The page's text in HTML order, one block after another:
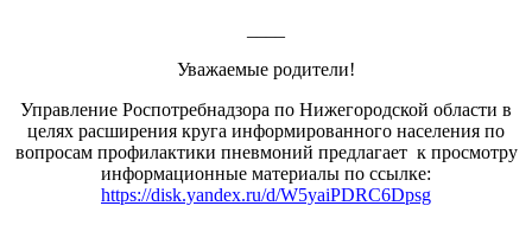
Уважаемые родители!
Управление Роспотребнадзора по Нижегородской области в
целях расширения круга информированного населения по
вопросам профилактики пневмоний предлагает к просмотру
информационные материалы по ссылке:
https://disk.yandex.ru/d/W5yaiPDRC6Dpsg